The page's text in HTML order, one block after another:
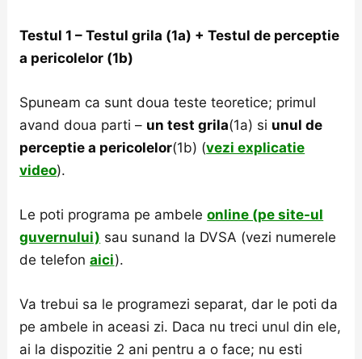
Testul 1 – Testul grila (1a) + Testul de perceptie
a pericolelor (1b)
Spuneam ca sunt doua teste teoretice; primul
avand doua parti – un test grila(1a) si unul de
perceptie a pericolelor(1b) (vezi explicatie
video).
Le poti programa pe ambeleonline (pe site-ul
guvernului) sau sunand la DVSA (vezi numerele
de telefonaici).
Va trebui sa le programezi separat, dar le poti da
pe ambele in aceasi zi. Daca nu treci unul din ele,
ai la dispozitie 2 ani pentru a o face; nu esti